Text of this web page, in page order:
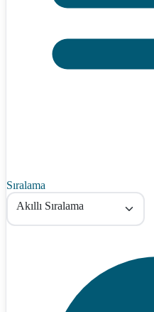
Sıralama
Akıllı Sıralama